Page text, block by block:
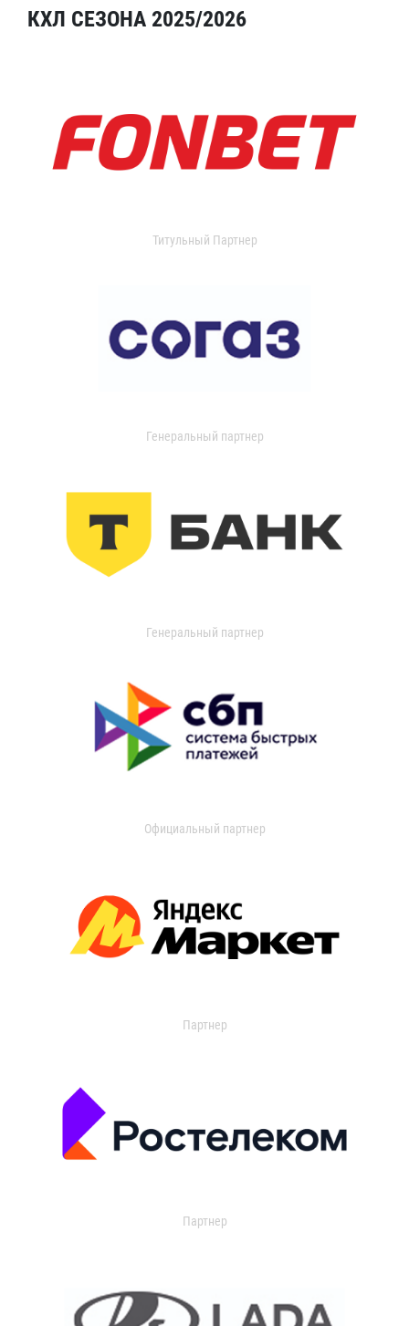
КХЛ СЕЗОНА 2025/2026
Титульный Партнер
Генеральный партнер
Генеральный партнер
Официальный партнер
Партнер
Партнер